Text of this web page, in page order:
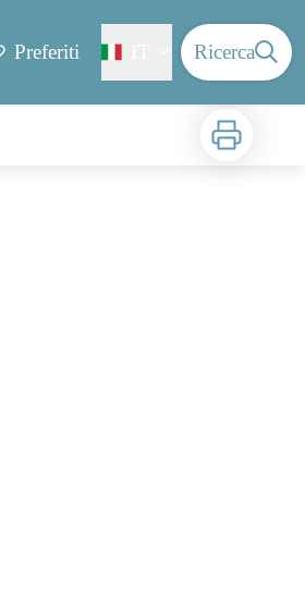
Preferiti Ricerca
Stampa